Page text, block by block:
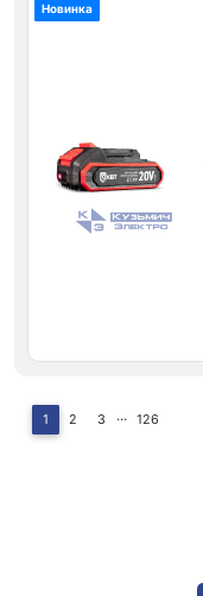
Новинка
1 2 3 ... 126